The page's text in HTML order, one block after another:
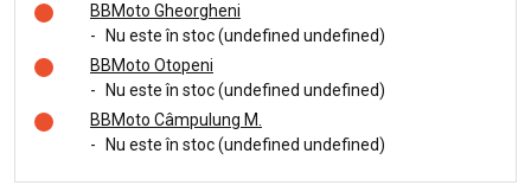
BBMoto Gheorgheni
-
Nu este în stoc (undefined undefined)
BBMoto Otopeni
-
Nu este în stoc (undefined undefined)
BBMoto Câmpulung M.
-
Nu este în stoc (undefined undefined)